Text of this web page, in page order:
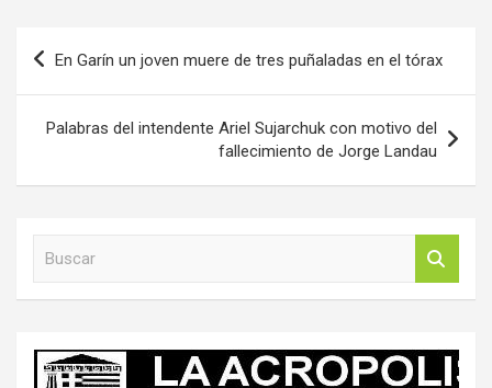
Navegación
de
En Garín un joven muere de tres puñaladas en el tórax
Palabras del intendente Ariel Sujarchuk con motivo del
fallecimiento de Jorge Landau
r